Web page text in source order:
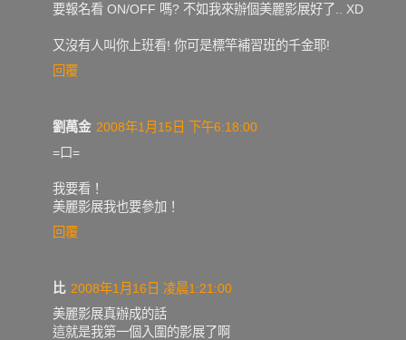
要報名看 ON/OFF 嗎? 不如我來辦個美麗影展好了.. XD
又沒有人叫你上班看! 你可是標竿補習班的千金耶!
回覆
劉萬金 2008年1月15日 下午6:18:00
=口=
我要看！
美麗影展我也要參加！
回覆
比 2008年1月16日 凌晨1:21:00
美麗影展真辦成的話
這就是我第一個入圍的影展了啊